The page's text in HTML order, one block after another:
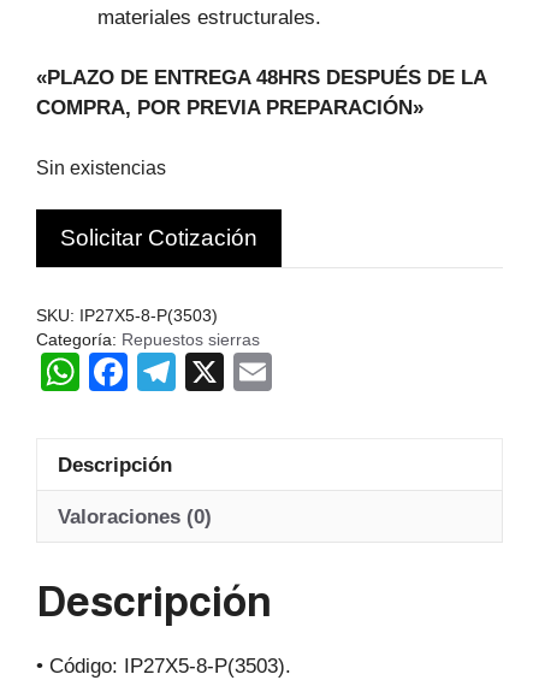
materiales estructurales.
«PLAZO DE ENTREGA 48HRS DESPUÉS DE LA
COMPRA, POR PREVIA PREPARACIÓN»
Sin existencias
Solicitar Cotización
SKU:
IP27X5-8-P(3503)
Categoría: Repuestos sierras
W
s
A
p
F
c
e
b
o
T
gr
a
X
Descripción
Valoraciones (0)
Descripción
• Código: IP27X5-8-P(3503).